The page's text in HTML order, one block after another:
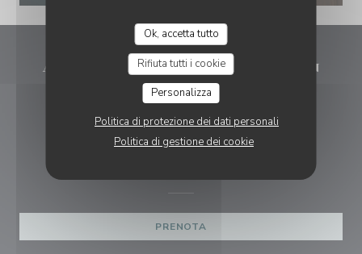
Ok, accetta tutto
Rifiuta tutti i cookie
Personalizza
Politica di protezione dei dati personali
Politica di gestione dei cookie
Augustine - La Table du Château
Allée des Marronniers 95560 Maffliers
01 34 08 35 17
PRENOTA